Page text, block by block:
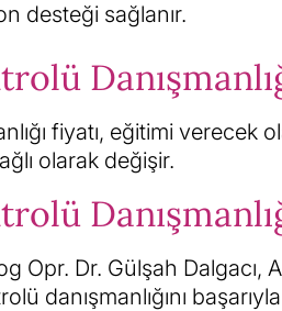
desteği sağlanır.
fiyatı, eğitimi verecek
olarak değişir.
Opr. Dr. Gülşah
danışmanlığını